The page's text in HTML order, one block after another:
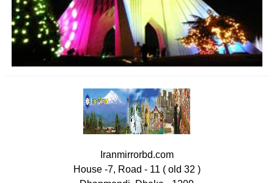
Iranmirrorbd.com
House -7, Road - 11 ( old 32 )